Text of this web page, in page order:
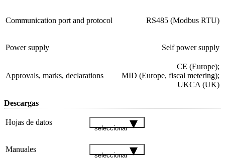
Communication port and protocol RS485 (Modbus RTU)
Power supply Self power supply
Approvals, marks, declarations
CE (Europe);
MID (Europe, fiscal metering);
UKCA (UK)
Descargas
Hojas de datos
seleccionar
Manuales
seleccionar